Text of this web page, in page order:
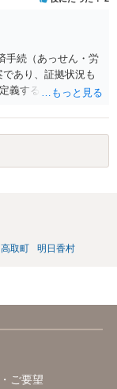
手続（あっせん・労
あり、証拠状況も
義するパワーハラス
す。 あなたのケー
です。 上記①は問題
、典型的なハラス
立化、業務情報の共
）いずれも 業務上
。 職場全体から孤
神的苦痛を伴うも
性だから仕方ない、
理 ・上位上司への
影響が及ぶほどの
高取町 明日香村
ご要望